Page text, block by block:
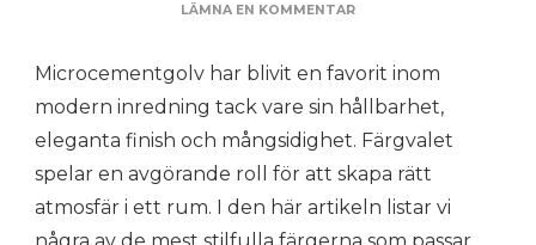
LÄMNA EN KOMMENTARPÅ
SNYGGASTE
FÄRGERNA
PÅ
MICROCEMENTGOLV
Microcementgolv har blivit en favorit inom
modern inredning tack vare sin hållbarhet,
eleganta finish och mångsidighet. Färgvalet
spelar en avgörande roll för att skapa rätt
atmosfär i ett rum. I den här artikeln listar vi